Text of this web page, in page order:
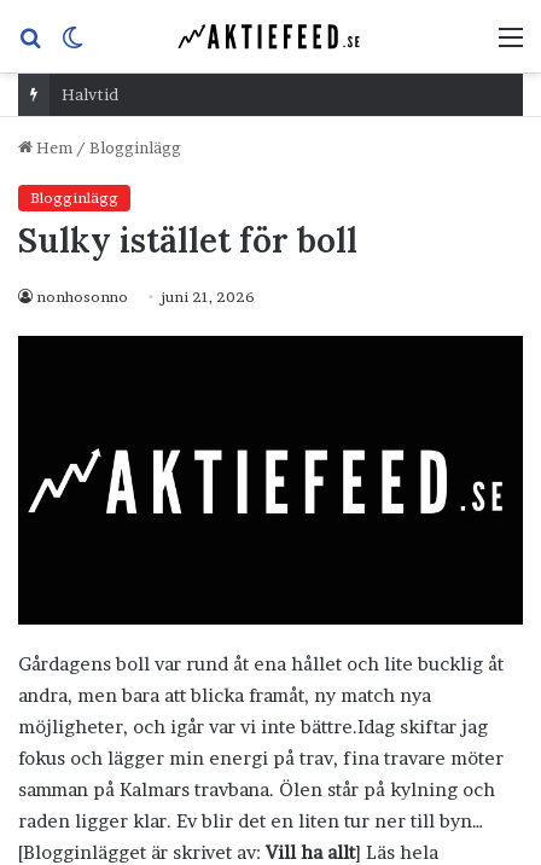
Sök
efterskin
Halvtid
Hem / Blogginlägg
Blogginlägg
Sulky istället för boll
nonhosonno juni 21, 2026
Gårdagens boll var rund åt ena hållet och lite bucklig åt
andra, men bara att blicka framåt, ny match nya
möjligheter, och igår var vi inte bättre.Idag skiftar jag
fokus och lägger min energi på trav, fina travare möter
samman på Kalmars travbana. Ölen står på kylning och
raden ligger klar. Ev blir det en liten tur ner till byn…
[Blogginlägget är skrivet av:Vill ha allt] Läs hela